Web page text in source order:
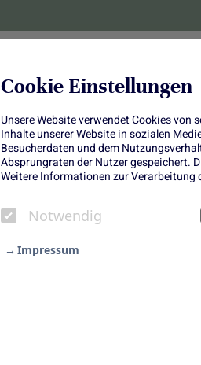
Cookie Einstellungen
Unsere Website verwendet Cookies von
Inhalte unserer Website in sozialen
Besucherdaten und dem
Absprungraten der Nutzer gespeichert.
Weitere Informationen zur Verarbeitung
Notwendig
Impressum